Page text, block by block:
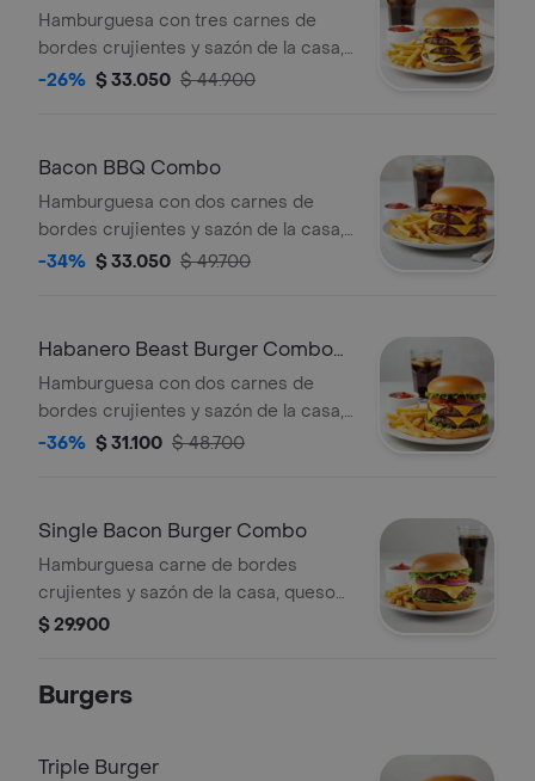
Hamburguesa con tres carnes de
bordes crujientes y sazón de la casa,
queso americano, cebolla asada,
tostado + papas + bebida a elección.
-26% $ 33.050 $ 44.900
Bacon BBQ Combo
Hamburguesa con dos carnes de
bordes crujientes y sazón de la casa,
queso americano, Salsa BBQ, cebolla
-34% $ 33.050 $ 49.700
Habanero Beast Burger Combo
(Picante)
Hamburguesa con dos carnes de
bordes crujientes y sazón de la casa,
queso americano, Salsa Habanero
+ papas + bebida a elección.
-36% $ 31.100 $ 48.700
Single Bacon Burger Combo
Hamburguesa carne de bordes
crujientes y sazón de la casa, queso
americano, bacon y vegetales
elección.
$ 29.900
Burgers
Triple Burger